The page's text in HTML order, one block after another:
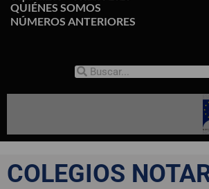
QUIÉNES SOMOS
NÚMEROS ANTERIORES
COLEGIOS